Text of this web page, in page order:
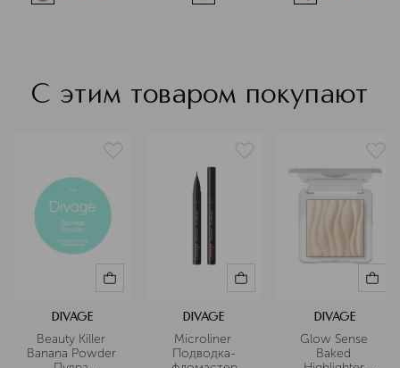
С этим товаром покупают
DIVAGE
Beauty Killer
Banana Powder
DIVAGE
Microliner
Подводка-
DIVAGE
Glow Sense
Baked